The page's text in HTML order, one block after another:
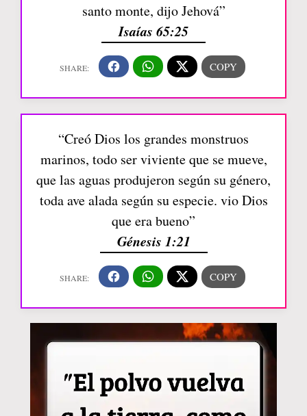
santo monte, dijo Jehová”
Isaías 65:25
“Creó Dios los grandes monstruos
marinos, todo ser viviente que se mueve,
que las aguas produjeron según su género,
toda ave alada según su especie. vio Dios
que era bueno”
Génesis 1:21